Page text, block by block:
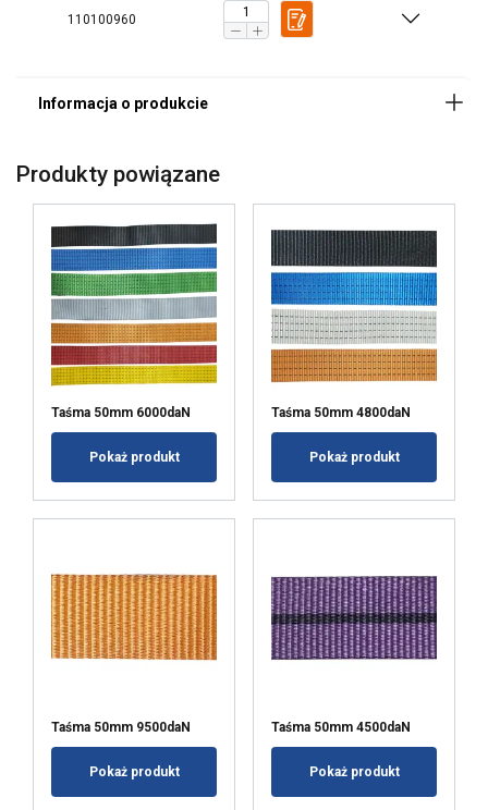
110100960
Produkty powiązane
Taśma 50mm 6000daN
Pokaż produkt
Taśma 50mm 4800daN
Pokaż produkt
Taśma 50mm 9500daN
Pokaż produkt
Taśma 50mm 4500daN
Pokaż produkt
przekazałeś lub które zebrali w wyniku
korzystania przez Ciebie z ich usług.
Niezbędne
Targetowanie Funkcjonalność
Niesklasyfikowane
AKCEPTUJ WSZYSTKIE
ODRZUĆ WSZYSTKIE
POKAŻ SZCZEGÓŁY